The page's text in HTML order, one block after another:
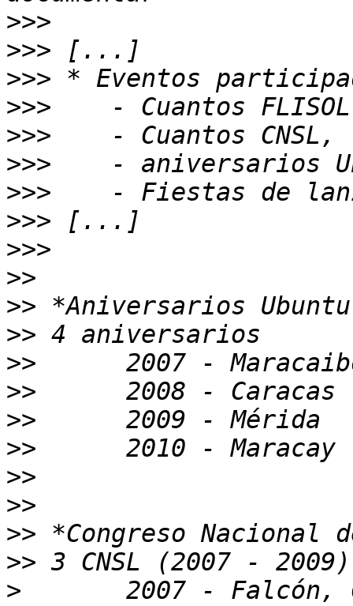
>>>
>>>
>>>
>>>
>>>
>>>
>>>
>>>
>>>
>>
>>
>>
>>
>>
>>
>>
>>
>>
>>
>>
>